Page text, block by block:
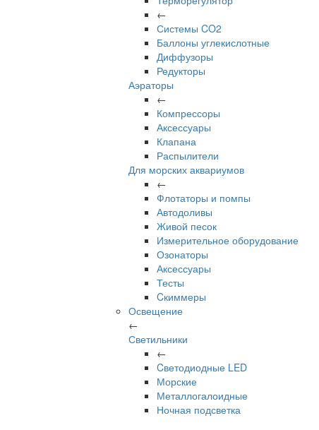
←
Системы CO2
Баллоны углекислотные
Диффузоры
Редукторы
Аэраторы
←
Компрессоры
Аксессуары
Клапана
Распылители
Для морских аквариумов
←
Флотаторы и помпы
Автодоливы
Живой песок
Измерительное оборудование
Озонаторы
Аксессуары
Тесты
Cкиммеры
Освещение
←
Светильники
←
Cветодиодные LED
Морские
Металлогалоидные
Ночная подсветка